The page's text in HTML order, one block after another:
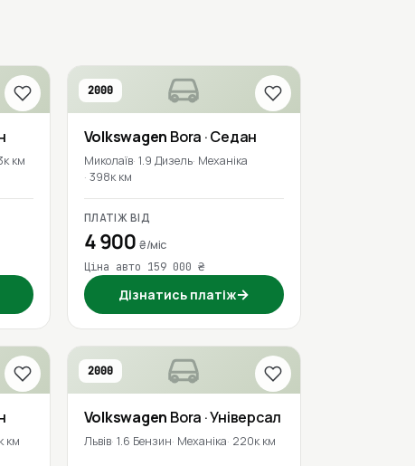
км
2000
Volkswagen Bora · Седан
Миколаїв 1.9 Дизель Механіка
398к км
ПЛАТІЖ ВІД
4 900 ₴/міс
Ціна авто 159 000 ₴
Дізнатись платіж→
км
2000
Volkswagen Bora · Універсал
Львів 1.6 Бензин Механіка 220к км